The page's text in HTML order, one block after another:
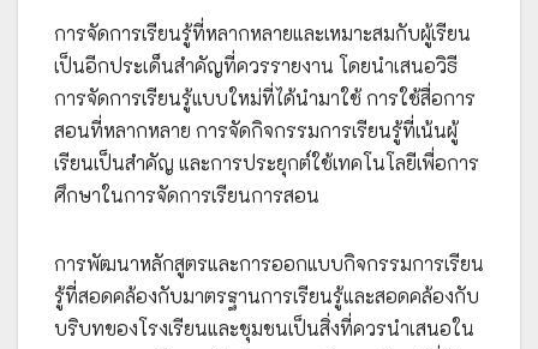
การจัดการเรียนรู้ที่หลากหลายและเหมาะสมกับผู้เรียน
เป็นอีกประเด็นสำคัญที่ควรรายงาน โดยนำเสนอวิธี
การจัดการเรียนรู้แบบใหม่ที่ได้นำมาใช้ การใช้สื่อการ
สอนที่หลากหลาย การจัดกิจกรรมการเรียนรู้ที่เน้นผู้
เรียนเป็นสำคัญ และการประยุกต์ใช้เทคโนโลยีเพื่อการ
ศึกษาในการจัดการเรียนการสอน
การพัฒนาหลักสูตรและการออกแบบกิจกรรมการเรียน
รู้ที่สอดคล้องกับมาตรฐานการเรียนรู้และสอดคล้องกับ
บริบทของโรงเรียนและชุมชนเป็นสิ่งที่ควรนำเสนอใน